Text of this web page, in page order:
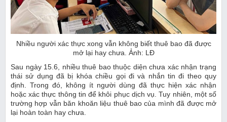
Nhiều người xác thực xong vẫn không biết thuê bao đã được
mở lại hay chưa. Ảnh: LĐ
Sau ngày 15.6, nhiều thuê bao thuộc diện chưa xác nhận trạng
thái sử dụng đã bị khóa chiều gọi đi và nhắn tin đi theo quy
định. Trong đó, không ít người dùng đã thực hiện xác nhận
hoặc xác thực thông tin để khôi phục dịch vụ. Tuy nhiên, một số
trường hợp vẫn băn khoăn liệu thuê bao của mình đã được mở
lại hoàn toàn hay chưa.